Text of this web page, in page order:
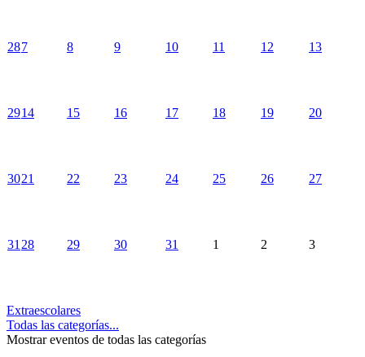
287 8 9 10 11 12 13
2914 15 16 17 18 19 20
3021 22 23 24 25 26 27
31 28 29 30 31 1 2 3
Extraescolares
Todas las categorías...
Mostrar eventos de todas las categorías